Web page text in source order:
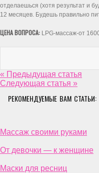
отделаешься (хотя результат и
12 месяцев. Будешь правильно
ЦЕНА ВОПРОСА: LPG-массаж-от
« Предыдущая статья
Следующая статья »
РЕКОМЕНДУЕМЫЕ ВАМ СТАТЬИ:
Массаж своими руками
От девочки — к женщине
Маски для ресниц